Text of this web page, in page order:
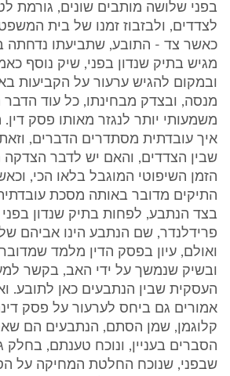
בפני שלושה מותבים שונים, גורמת
לצדדים, ולבזבוז זמנו של בית
כאשר צד - התובע, שתביעתו נדחתה
מגיש בתיק שנדון בפני, שיק נוסף
ובמקום להגיש ערעור על הקביעות
מנסה, ובצדק מבחינתו, כל עוד הדבר
משמעותי יותר לנגזר מאותו פסק
איך עובדתית מסתדרים הדברים,
שבין הצדדים, והאם יש לדבר
הזמן השיפוטי המוגבל בלאו הכי,
התיקים מדובר באותה מסכת
בצד הנתבע, לפחות בתיק שנדון
פרידלנדר, שם הנתבע הינו אביהם
ואולם, עיון בפסק הדין מלמד
ובשיק שנמשך על ידי האב, בקשר
העסקית שבין הנתבעים כאן לתובע.
אמורים גם ביחס לערעור על פסק
קלוגמן, שמן הסתם, הנתבעים הם
הסברים בעניין, ונוכח טענתם, בחלק
שבפני, שנוכח החלטת המחיקה על